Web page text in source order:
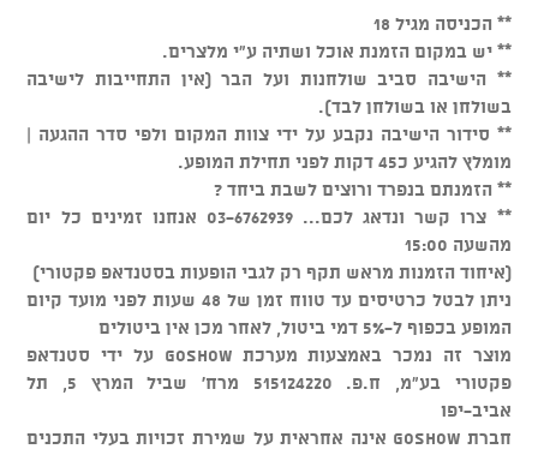
** הכניסה מגיל 18
** יש במקום הזמנת אוכל ושתיה ע"י מלצרים.
** הישיבה סביב שולחנות ועל הבר (אין התחייבות לישיבה
בשולחן או בשולחן לבד).
** סידור הישיבה נקבע על ידי צוות המקום ולפי סדר ההגעה |
מומלץ להגיע כ45 דקות לפני תחילת המופע.
** הזמנתם בנפרד ורוצים לשבת ביחד ?
** צרו קשר ונדאג לכם... 03-6762939 אנחנו זמינים כל יום
מהשעה 15:00
(איחוד הזמנות מראש תקף רק לגבי הופעות בסטנדאפ פקטורי)
ניתן לבטל כרטיסים עד טווח זמן של 48 שעות לפני מועד קיום
המופע בכפוף ל-5% דמי ביטול, לאחר מכן אין ביטולים
מוצר זה נמכר באמצעות מערכת GOSHOW על ידי סטנדאפ
פקטורי בע"מ, ח.פ. 515124220 מרח' שביל המרץ 5, תל
אביב-יפו
חברת GOSHOW אינה אחראית על שמירת זכויות בעלי התכנים